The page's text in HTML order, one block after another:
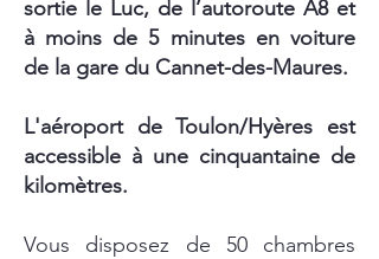
sortie le Luc, de l’autoroute A8 et
à moins de 5 minutes en voiture
de la gare du Cannet-des-Maures.
L'aéroport de Toulon/Hyères est
accessible à une cinquantaine de
kilomètres.
Vous disposez de 50 chambres